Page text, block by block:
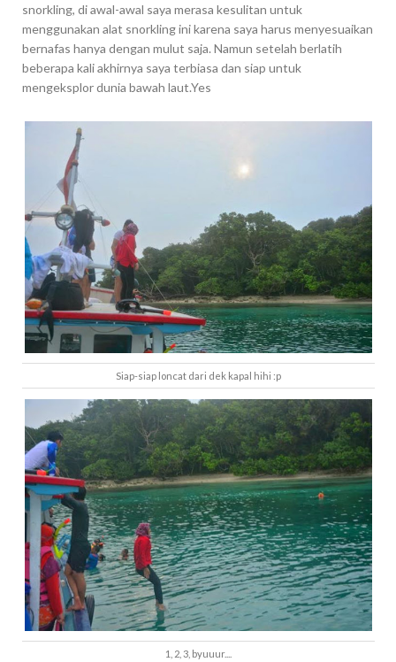
snorkling, di awal-awal saya merasa kesulitan untuk
menggunakan alat snorkling ini karena saya harus menyesuaikan
bernafas hanya dengan mulut saja. Namun setelah berlatih
beberapa kali akhirnya saya terbiasa dan siap untuk
mengeksplor dunia bawah laut.Yes
Siap-siap loncat dari dek kapal hihi :p
1, 2, 3, byuuur....